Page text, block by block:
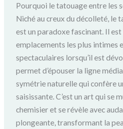
Pourquoi le tatouage entre les
Niché au creux du décolleté, le
est un paradoxe fascinant. Il est
emplacements les plus intimes
spectaculaires lorsqu’il est
permet d’épouser la ligne
symétrie naturelle qui confère
saisissante. C’est un art qui se
chemisier et se révèle avec
plongeante, transformant la